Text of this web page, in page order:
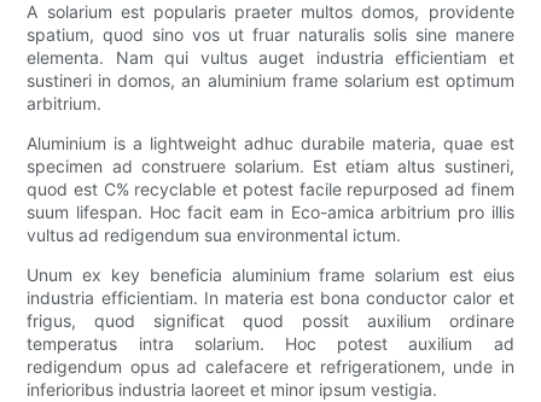
A solarium est popularis praeter multos domos, providente
spatium, quod sino vos ut fruar naturalis solis sine manere
elementa. Nam qui vultus auget industria efficientiam et
sustineri in domos, an aluminium frame solarium est optimum
arbitrium.
Aluminium is a lightweight adhuc durabile materia, quae est
specimen ad construere solarium. Est etiam altus sustineri,
quod est C% recyclable et potest facile repurposed ad finem
suum lifespan. Hoc facit eam in Eco-amica arbitrium pro illis
vultus ad redigendum sua environmental ictum.
Unum ex key beneficia aluminium frame solarium est eius
industria efficientiam. In materia est bona conductor calor et
frigus, quod significat quod possit auxilium ordinare
temperatus intra solarium. Hoc potest auxilium ad
redigendum opus ad calefacere et refrigerationem, unde in
inferioribus industria laoreet et minor ipsum vestigia.